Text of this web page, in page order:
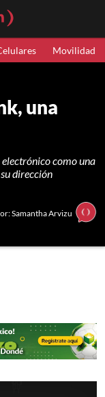
Movilidad
una
como una
dirección
Samantha Arvizu